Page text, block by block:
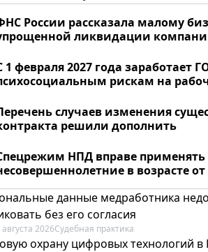
России рассказала малому
ликвидации
1 февраля 2027 года заработает
рискам на
случаев изменения
решили дополнить
НПД вправе применять
в возрасте от
данные медработника
без его согласия
2026Судебная практика
охрану цифровых технологий в